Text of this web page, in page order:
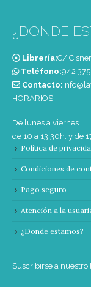
¿DONDE
Librería:C/
Teléfono:‭942
Contacto:
HORARIOS
De lunes a viernes
de 10 a 13:30h. y de
Política de
Condiciones de
Pago seguro
Atención a la
¿Donde estamos?
Suscribirse a